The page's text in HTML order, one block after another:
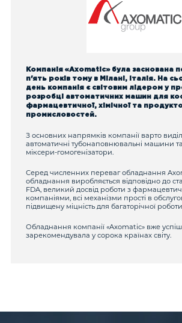
Компанія «Axomatic» була заснована
п'ять років тому в Мілані, Італія. На
день компанія є світовим лідером у
розробці автоматичних машин для
фармацевтичної, хімічної та
промисловостей.
З основних напрямків компанії варто
автоматичні тубонаповнювальні машини
міксери-гомогенізатори.
Серед численних переваг обладнання
обладнання виробляється відповідно до
FDA, великий досвід роботи з
компаніями, всі механізми прості в
підвищену міцність для багаторічної
Обладнання компанії «Axomatic» вже
зарекомендувала у сорока країнах світу.